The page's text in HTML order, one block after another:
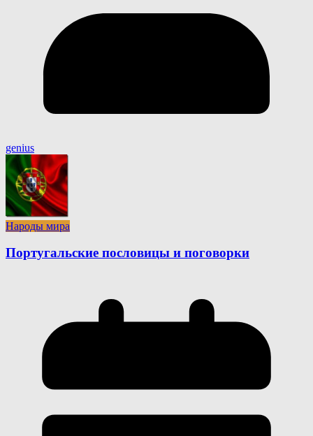
genius
Народы мира
Португальские пословицы и поговорки